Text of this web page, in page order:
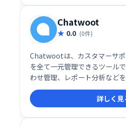
Chatwoot
0.0 (0件)
Chatwootは、カスタマーサ
を全て一元管理できるツール
わせ管理、レポート分析など
ズな顧客コミュニケーション
トを抑え、生産性向上に貢献し
詳しく見